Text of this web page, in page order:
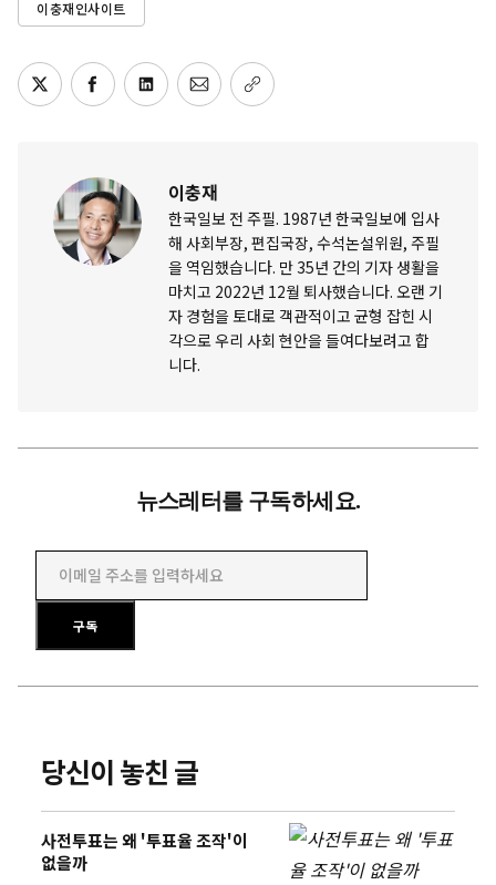
이충재인사이트
이충재
한국일보 전 주필. 1987년 한국일보에 입사
해 사회부장, 편집국장, 수석논설위원, 주필
을 역임했습니다. 만 35년 간의 기자 생활을
마치고 2022년 12월 퇴사했습니다. 오랜 기
자 경험을 토대로 객관적이고 균형 잡힌 시
각으로 우리 사회 현안을 들여다보려고 합
니다.
뉴스레터를 구독하세요.
이메일 주소를 입력하세요
구독
당신이 놓친 글
사전투표는 왜 '투표율 조작'이
없을까